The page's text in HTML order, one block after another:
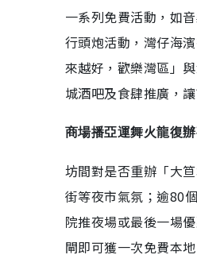
一系列免費活動，如
行頭炮活動，灣仔海
來越好，歡樂灣區」
城酒吧及食肆推廣，
商場播亞運舞火龍復
坊間對是否重辦「大
街等夜市氣氛；逾80
院推夜場或最後一場
閘即可獲一次免費本地